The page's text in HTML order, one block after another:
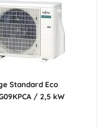
Standard Eco
/ 2,5 kW